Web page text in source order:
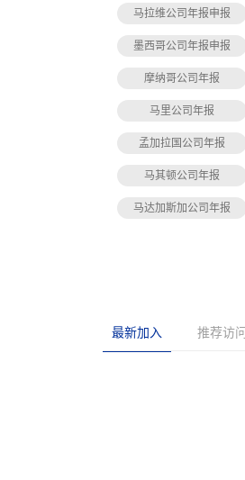
马拉维公司年报申报
墨西哥公司年报申报
摩纳哥公司年报
马里公司年报
孟加拉国公司年报
马其顿公司年报
马达加斯加公司年报
最新加入 推荐访问